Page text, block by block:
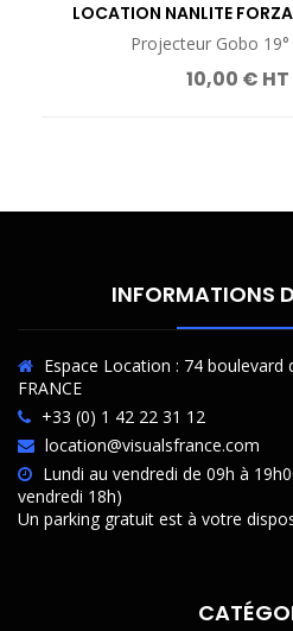
LOCATION NANLITE
Projecteur Gobo
10,00 €
INFORMATIONS
Espace Location : 74 boulevard
FRANCE
+33 (0) 1 42 22 31 12
location@visualsfrance.com
Lundi au vendredi de 09h à
vendredi 18h)
Un parking gratuit est à votre